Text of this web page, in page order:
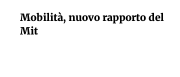
Mobilità, nuovo rapporto del
Mit